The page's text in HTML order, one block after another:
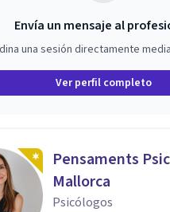
Envía un mensaje al
una sesión directamente
Ver perfil completo
Pensaments
Mallorca
Psicólogos